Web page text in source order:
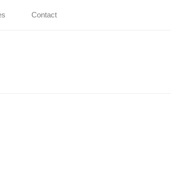
Contact